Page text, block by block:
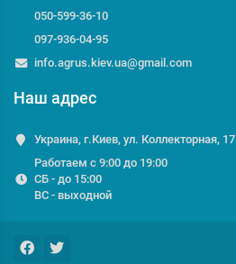
050-599-36-10
097-936-04-95
info.agrus.kiev.ua@gmail.com
Наш адрес
Украина, г.Киев, ул. Коллекторная, 17
Работаем с 9:00 до 19:00
СБ - до 15:00
ВС - выходной